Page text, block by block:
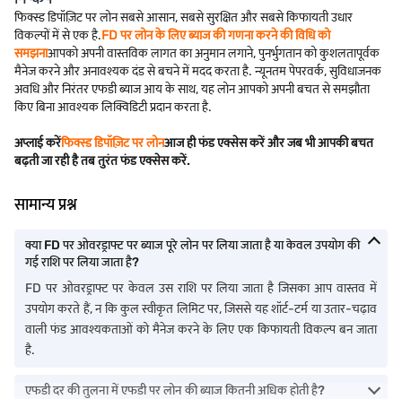
फिक्स्ड डिपॉज़िट पर लोन सबसे आसान, सबसे सुरक्षित और सबसे किफायती उधार
विकल्पों में से एक है.FD पर लोन के लिए ब्याज की गणना करने की विधि को
समझनाआपको अपनी वास्तविक लागत का अनुमान लगाने, पुनर्भुगतान को कुशलतापूर्वक
मैनेज करने और अनावश्यक दंड से बचने में मदद करता है. न्यूनतम पेपरवर्क, सुविधाजनक
अवधि और निरंतर एफडी ब्याज आय के साथ, यह लोन आपको अपनी बचत से समझौता
किए बिना आवश्यक लिक्विडिटी प्रदान करता है.
अप्लाई करेंफिक्स्ड डिपॉज़िट पर लोनआज ही फंड एक्सेस करें और जब भी आपकी बचत
बढ़ती जा रही है तब तुरंत फंड एक्सेस करें.
सामान्य प्रश्न
क्या FD पर ओवरड्राफ्ट पर ब्याज पूरे लोन पर लिया जाता है या केवल उपयोग की
गई राशि पर लिया जाता है?
FD पर ओवरड्राफ्ट पर केवल उस राशि पर लिया जाता है जिसका आप वास्तव में
उपयोग करते हैं, न कि कुल स्वीकृत लिमिट पर, जिससे यह शॉर्ट-टर्म या उतार-चढ़ाव
वाली फंड आवश्यकताओं को मैनेज करने के लिए एक किफायती विकल्प बन जाता
है.
एफडी दर की तुलना में एफडी पर लोन की ब्याज कितनी अधिक होती है?